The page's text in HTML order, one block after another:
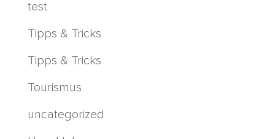
test
Tipps & Tricks
Tipps & Tricks
Tourismus
uncategorized